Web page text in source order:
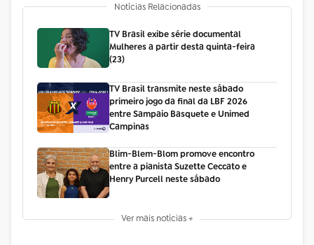
Notícias Relacionadas
TV Brasil exibe série documental
Mulheres a partir desta quinta-feira
(23)
TV Brasil transmite neste sábado
primeiro jogo da final da LBF 2026
entre Sampaio Basquete e Unimed
Campinas
Blim-Blem-Blom promove encontro
entre a pianista Suzette Ceccato e
Henry Purcell neste sábado
Ver mais notícias +